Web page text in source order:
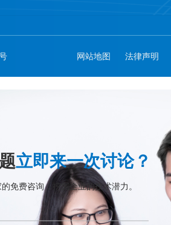
网站地图 法律声明
立即来一次讨论？
免费咨询，挖掘企业的技术潜力。